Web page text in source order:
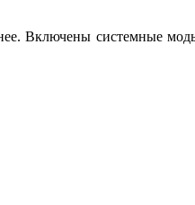
Включены системные